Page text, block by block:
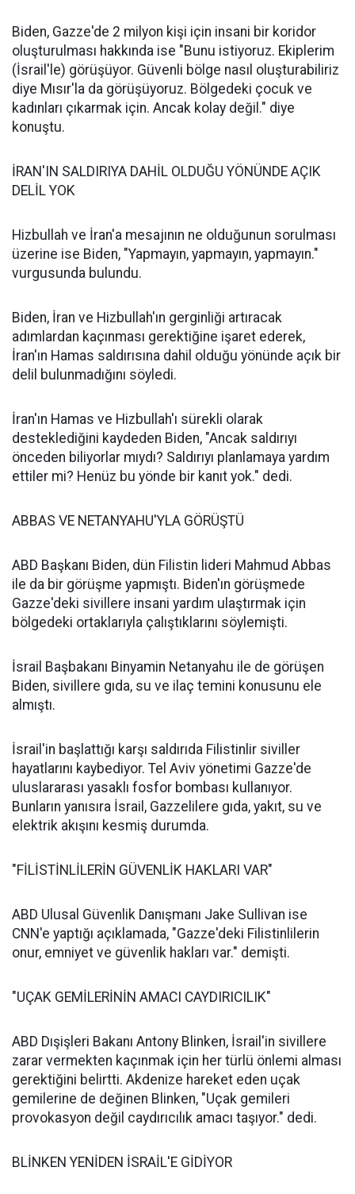
Biden, Gazze'de 2 milyon kişi için insani bir koridor
oluşturulması hakkında ise "Bunu istiyoruz. Ekiplerim
(İsrail'le) görüşüyor. Güvenli bölge nasıl oluşturabiliriz
diye Mısır'la da görüşüyoruz. Bölgedeki çocuk ve
kadınları çıkarmak için. Ancak kolay değil." diye
konuştu.
İRAN'IN SALDIRIYA DAHİL OLDUĞU YÖNÜNDE AÇIK
DELİL YOK
Hizbullah ve İran'a mesajının ne olduğunun sorulması
üzerine ise Biden, "Yapmayın, yapmayın, yapmayın."
vurgusunda bulundu.
Biden, İran ve Hizbullah'ın gerginliği artıracak
adımlardan kaçınması gerektiğine işaret ederek,
İran'ın Hamas saldırısına dahil olduğu yönünde açık bir
delil bulunmadığını söyledi.
İran'ın Hamas ve Hizbullah'ı sürekli olarak
desteklediğini kaydeden Biden, "Ancak saldırıyı
önceden biliyorlar mıydı? Saldırıyı planlamaya yardım
ettiler mi? Henüz bu yönde bir kanıt yok." dedi.
ABBAS VE NETANYAHU'YLA GÖRÜŞTÜ
ABD Başkanı Biden, dün Filistin lideri Mahmud Abbas
ile da bir görüşme yapmıştı. Biden'ın görüşmede
Gazze'deki sivillere insani yardım ulaştırmak için
bölgedeki ortaklarıyla çalıştıklarını söylemişti.
İsrail Başbakanı Binyamin Netanyahu ile de görüşen
Biden, sivillere gıda, su ve ilaç temini konusunu ele
almıştı.
İsrail'in başlattığı karşı saldırıda Filistinlir siviller
hayatlarını kaybediyor. Tel Aviv yönetimi Gazze'de
uluslararası yasaklı fosfor bombası kullanıyor.
Bunların yanısıra İsrail, Gazzelilere gıda, yakıt, su ve
elektrik akışını kesmiş durumda.
"FİLİSTİNLİLERİN GÜVENLİK HAKLARI VAR"
ABD Ulusal Güvenlik Danışmanı Jake Sullivan ise
CNN'e yaptığı açıklamada, "Gazze'deki Filistinlilerin
onur, emniyet ve güvenlik hakları var." demişti.
"UÇAK GEMİLERİNİN AMACI CAYDIRICILIK"
ABD Dışişleri Bakanı Antony Blinken, İsrail'in sivillere
zarar vermekten kaçınmak için her türlü önlemi alması
gerektiğini belirtti. Akdenize hareket eden uçak
gemilerine de değinen Blinken, "Uçak gemileri
provokasyon değil caydırıcılık amacı taşıyor." dedi.
BLİNKEN YENİDEN İSRAİL'E GİDİYOR